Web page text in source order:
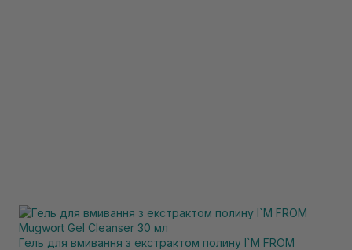
Гель для вмивання з екстрактом полину I`M FROM